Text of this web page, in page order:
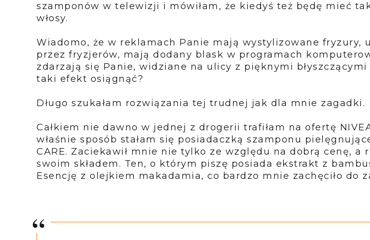
szamponów w telewizji i mówiłam, że kiedyś też będę mieć
włosy.
Wiadomo, że w reklamach Panie mają wystylizowane fryzury,
przez fryzjerów, mają dodany blask w programach
zdarzają się Panie, widziane na ulicy z pięknymi błyszczącymi
taki efekt osiągnąć?
Długo szukałam rozwiązania tej trudnej jak dla mnie zagadki.
Całkiem nie dawno w jednej z drogerii trafiłam na ofertę
właśnie sposób stałam się posiadaczką szamponu
CARE. Zaciekawił mnie nie tylko ze względu na dobrą cenę, a
swoim składem. Ten, o którym piszę posiada ekstrakt z
Esencję z olejkiem makadamia, co bardzo mnie zachęciło do